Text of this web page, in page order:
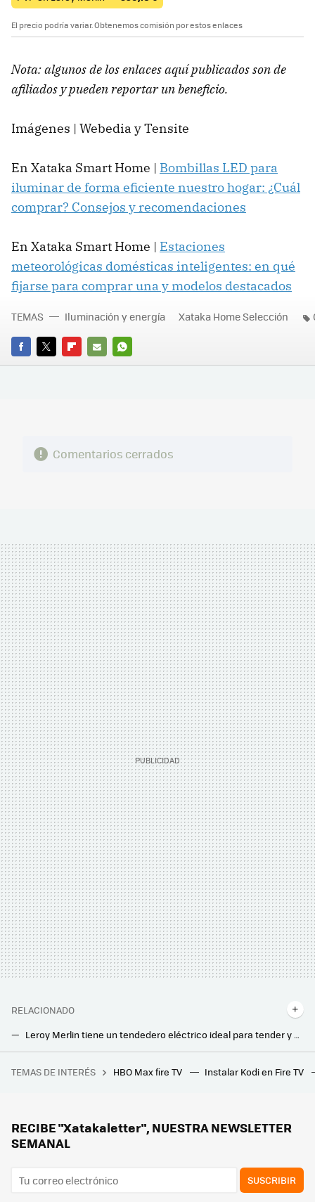
El precio podría variar. Obtenemos comisión por estos enlaces
Nota: algunos de los enlaces aquí publicados son de
afiliados y pueden reportar un beneficio.
Imágenes | Webedia y Tensite
En Xataka Smart Home | Bombillas LED para
iluminar de forma eficiente nuestro hogar: ¿Cuál
comprar? Consejos y recomendaciones
En Xataka Smart Home | Estaciones
meteorológicas domésticas inteligentes: en qué
fijarse para comprar una y modelos destacados
FACEBOOK
TWITTERFLIPBOARD
E-
WHATSAPP
TEMAS Iluminación y energía Xataka Home Selección
Comentarios cerrados
RELACIONADO
Leroy Merlin tiene paneles solares para el balcón, sin necesidad de obras ni instalaciones, que te permiten tener luz gratis
Un joven de 19 años hackeó el iPhone, fue contratado por Apple y terminó despedido por no contestar a un correo
TEMAS DE INTERÉS HBO Max fire TV Instalar Kodi en Fire TV
RECIBE "Xatakaletter", NUESTRA NEWSLETTER
SEMANAL
SUSCRIBIR